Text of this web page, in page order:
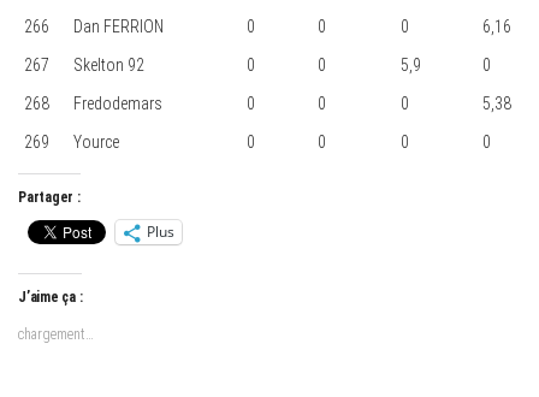
266
Dan FERRION 0 0 0
6,16
267
Skelton 92 0 0 5,9
0
268
Fredodemars 0 0 0
5,38
269
Yource 0 0 0 0
Partager :
Plus
J’aime ça :
chargement…